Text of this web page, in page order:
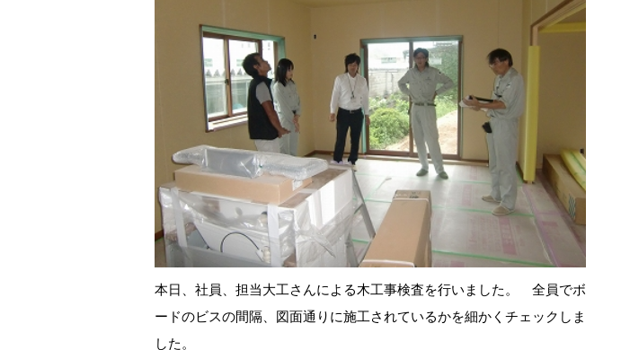
本日、社員、担当大工さんによる木工事検査を行いました。 全員でボ
ードのビスの間隔、図面通りに施工されているかを細かくチェックしま
した。